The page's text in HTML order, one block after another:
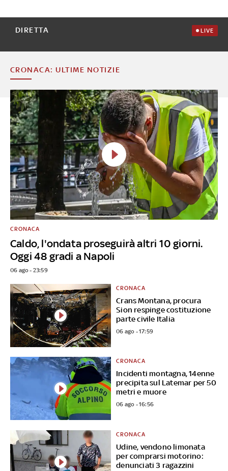
DIRETTA LIVE
CRONACA: ULTIME NOTIZIE
Caldo, l'ondata proseguirà altri 10 giorni.
Oggi 48 gradi a Napoli
CRONACA
06 ago - 23:59
Crans Montana, procura
Sion respinge costituzione
parte civile Italia
CRONACA
06 ago - 17:59
Incidenti montagna, 14enne
precipita sul Latemar per 50
metri e muore
CRONACA
06 ago - 16:56
Udine, vendono limonata
per comprarsi motorino:
denunciati 3 ragazzini
CRONACA